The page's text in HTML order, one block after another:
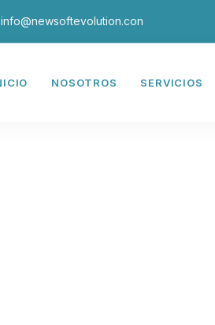
info@newsoftevolution.con
NOSOTROS SERVICIOS